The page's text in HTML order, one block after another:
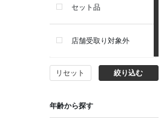
セット品
店舗受取り対象外
リセット 絞り込む
年齢から探す